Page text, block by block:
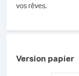
vos rêves.
Version papier